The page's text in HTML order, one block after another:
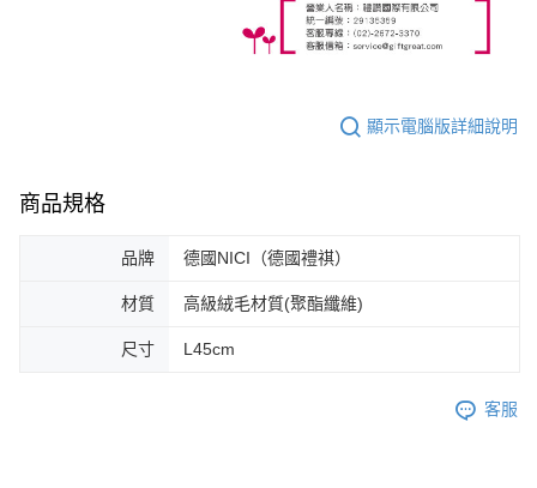
顯示電腦版詳細說明
商品規格
品牌 德國NICI（德國禮祺）
材質 高級絨毛材質(聚酯纖維)
尺寸 L45cm
客服